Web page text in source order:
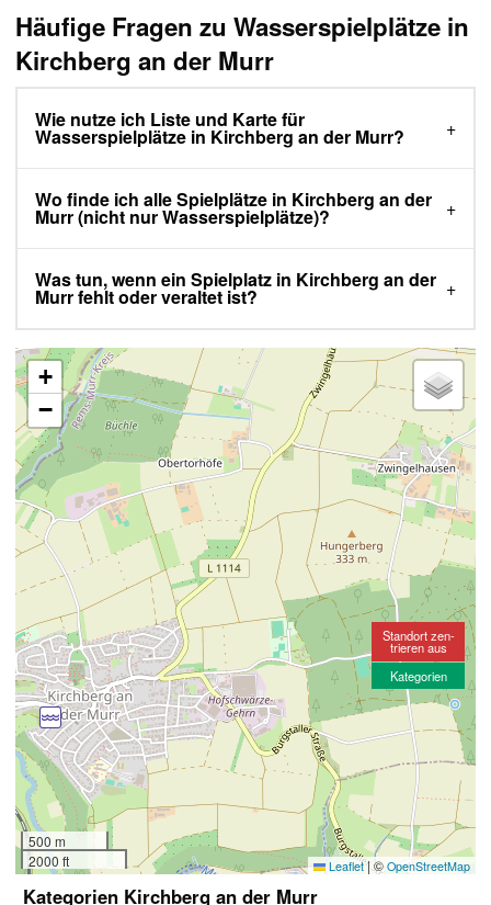
Häufige Fragen zu Wasserspielplätze in
Kirchberg an der Murr
Wie nutze ich Liste und Karte für
Wasserspielplätze in Kirchberg an der Murr?
Wo finde ich alle Spielplätze in Kirchberg an der
Murr (nicht nur Wasserspielplätze)?
Was tun, wenn ein Spielplatz in Kirchberg an der
Murr fehlt oder veraltet ist?
+
−
500 m
2000 ft
Leaflet |© OpenStreetMap
Standort zen-
trieren aus
Kategorien
Kategorien Kirchberg an der Murr